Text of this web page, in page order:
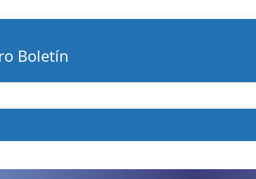
Boletín